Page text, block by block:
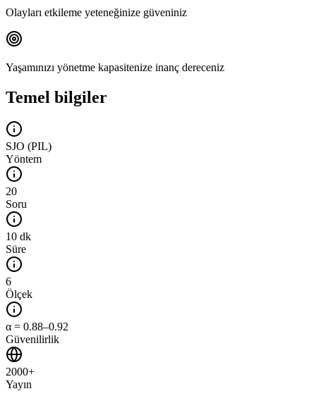
Olayları etkileme yeteneğinize güveniniz
Yaşamınızı yönetme kapasitenize inanç dereceniz
Temel bilgiler
SJO (PIL)
Yöntem
20
Soru
10 dk
Süre
6
Ölçek
α = 0.88–0.92
Güvenilirlik
2000+
Yayın